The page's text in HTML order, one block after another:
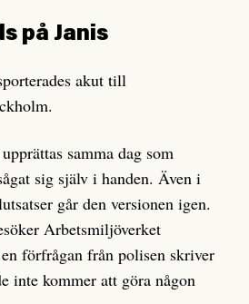
på Janis
akut till
samma dag som
sig själv i handen. Även i
går den versionen igen.
Arbetsmiljöverket
förfrågan från polisen skriver
inte kommer att göra någon